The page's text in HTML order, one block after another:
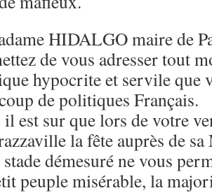
HIDALGO maire de
de vous adresser tout
hypocrite et servile que
de politiques Français.
est sur que lors de votre
la fête auprès de sa
démesuré ne vous
peuple misérable, la